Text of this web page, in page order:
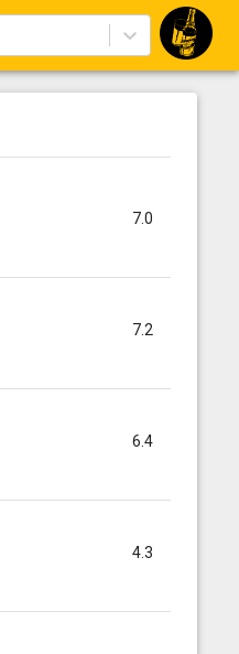
7.0
7.2
6.4
4.3